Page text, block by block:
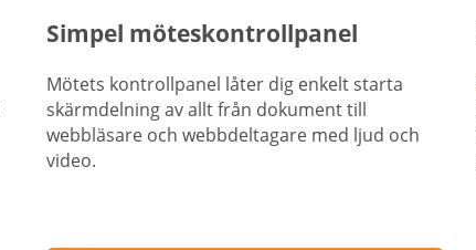
Simpel möteskontrollpanel
Mötets kontrollpanel låter dig enkelt starta
skärmdelning av allt från dokument till
webbläsare och webbdeltagare med ljud och
video.